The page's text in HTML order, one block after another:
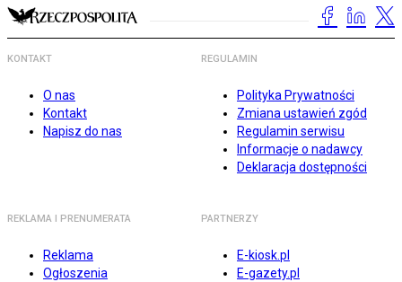
KONTAKT
O nas
Kontakt
Napisz do nas
REGULAMIN
Polityka Prywatności
Zmiana ustawień zgód
Regulamin serwisu
Informacje o nadawcy
Deklaracja dostępności
REKLAMA I PRENUMERATA
Reklama
Ogłoszenia
PARTNERZY
E-kiosk.pl
E-gazety.pl